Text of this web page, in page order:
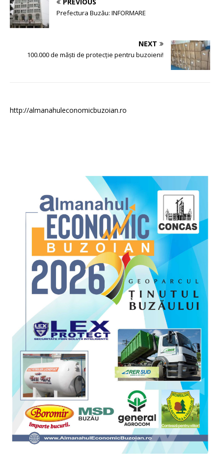
Prefectura Buzău: INFORMARE
NEXT
100.000 de măşti de protecție pentru buzoieni!
http://almanahuleconomicbuzoian.ro